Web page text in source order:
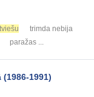
trimda nebija
paražas ...
(1986-1991)